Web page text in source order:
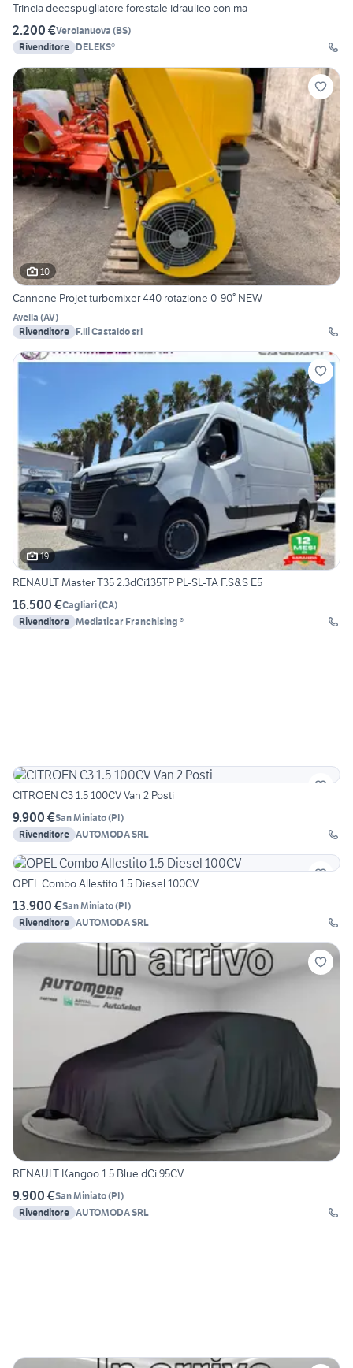
Trincia decespugliatore forestale idraulico con ma
2.200 €Verolanuova (BS)
Rivenditore DELEKS®
10
Cannone Projet turbomixer 440 rotazione 0-90° NEW
Avella (AV)
Rivenditore F.lli Castaldo srl
19
RENAULT Master T35 2.3dCi135TP PL-SL-TA F.S&S E5
16.500 €Cagliari(CA)
Rivenditore Mediaticar Franchising ®
CITROEN C3 1.5 100CV Van 2 Posti
9.900 €San Miniato(PI)
Rivenditore AUTOMODA SRL
OPEL Combo Allestito 1.5 Diesel 100CV
13.900 €San Miniato(PI)
Rivenditore AUTOMODA SRL
RENAULT Kangoo 1.5 Blue dCi 95CV
9.900 €San Miniato(PI)
Rivenditore AUTOMODA SRL